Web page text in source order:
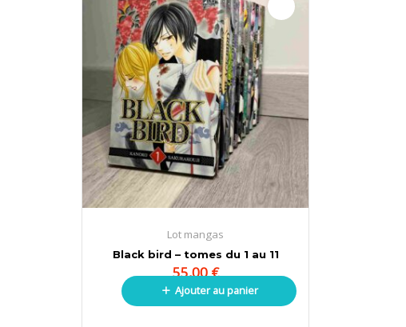
Lot mangas
Black bird – tomes du 1 au 11
55,00€
Ajouter au panier